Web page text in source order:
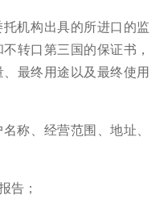
机构出具的所进口的监
转口第三国的保证书，
最终用途以及最终使用
、经营范围、地址、
告；